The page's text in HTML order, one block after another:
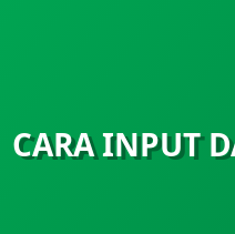
CARA INPUT